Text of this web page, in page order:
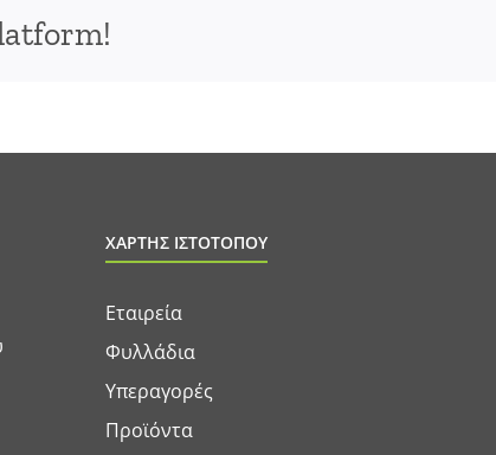
ΧΑΡΤΗΣ ΙΣΤΟΤΟΠΟΥ
Εταιρεία
Φυλλάδια
Υπεραγορές
Προϊόντα